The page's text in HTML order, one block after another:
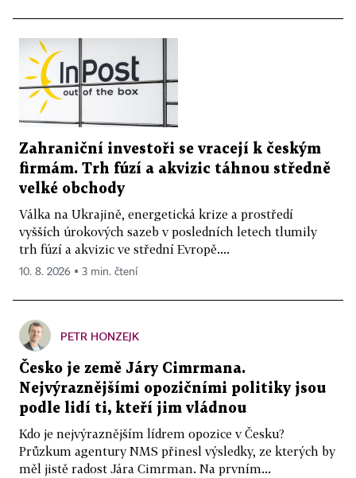
Zahraniční investoři se vracejí k českým
firmám. Trh fúzí a akvizic táhnou středně
velké obchody
Válka na Ukrajině, energetická krize a prostředí
vyšších úrokových sazeb v posledních letech tlumily
trh fúzí a akvizic ve střední Evropě....
10. 8. 2026 ▪ 3 min. čtení
PETR HONZEJK
Česko je země Járy Cimrmana.
Nejvýraznějšími opozičními politiky jsou
podle lidí ti, kteří jim vládnou
Kdo je nejvýraznějším lídrem opozice v Česku?
Průzkum agentury NMS přinesl výsledky, ze kterých by
měl jistě radost Jára Cimrman. Na prvním...